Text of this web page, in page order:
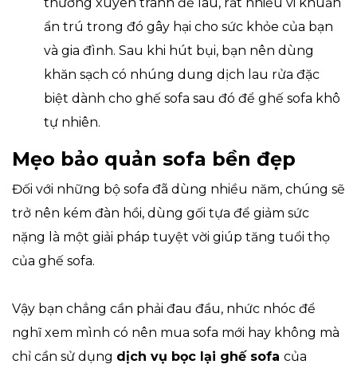
ẩn trú trong đó gây hại cho sức khỏe của bạn
và gia đình. Sau khi hút bụi, bạn nên dùng
khăn sạch có nhúng dung dịch lau rửa đặc
biệt dành cho ghế sofa sau đó để ghế sofa khô
tự nhiên.
Mẹo bảo quản sofa bền đẹp
Đối với những bộ sofa đã dùng nhiều năm, chúng sẽ
trở nên kém đàn hồi, dùng gối tựa để giảm sức
nặng là một giải pháp tuyệt vời giúp tăng tuổi thọ
của ghế sofa.
Vậy bạn chẳng cần phải đau đầu, nhức nhóc để
nghĩ xem mình có nên mua sofa mới hay không mà
chỉ cần sử dụng dịch vụ bọc lại ghế sofa của